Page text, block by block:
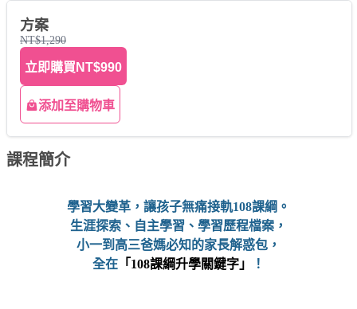
方案
NT$1,290
立即購買 NT$990
添加至購物車
課程簡介
學習大變革，讓孩子無痛接軌108課綱。
生涯探索、自主學習、學習歷程檔案，
小一到高三爸媽必知的家長解惑包，
全在 「 108課綱升學關鍵字」 ！